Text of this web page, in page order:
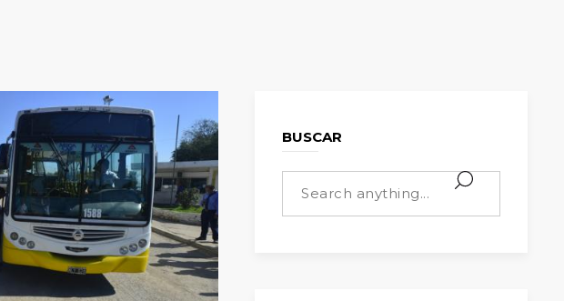
BUSCAR